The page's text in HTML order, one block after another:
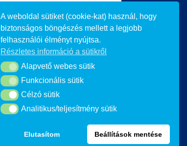
A weboldal sütiket (cookie-kat) használ, hogy
biztonságos böngészés mellett a legjobb
felhasználói élményt nyújtsa.
Részletes információ a sütikről
Alapvető webes sütik
Alapvető webes sütik
Funkcionális sütik
Funkcionális sütik
Célzó sütikCélzó sütik
Analitikus/teljesítmény sütik
Analitikus/teljesítmény sütik
Elutasítom Beállítások mentése